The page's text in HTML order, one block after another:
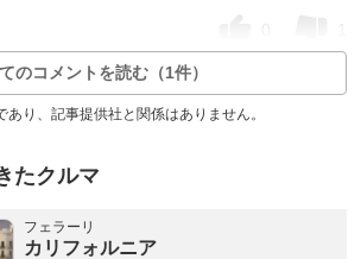
のコメントを読む（1件）
り、記事提供社と関係はありません。
たクルマ
フェラーリ
カリフォルニア